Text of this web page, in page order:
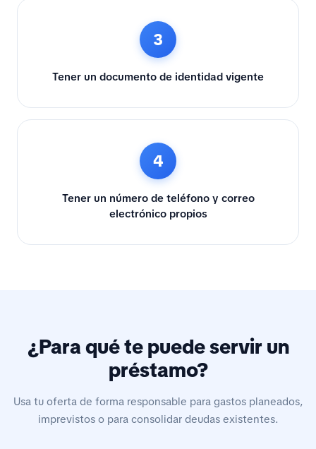
3
Tener un documento de identidad vigente
4
Tener un número de teléfono y correo
electrónico propios
¿Para qué te puede servir un
préstamo?
Usa tu oferta de forma responsable para gastos planeados,
imprevistos o para consolidar deudas existentes.